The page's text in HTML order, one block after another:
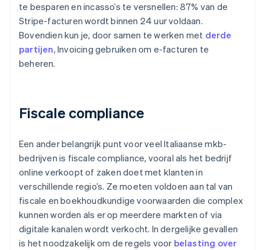
te besparen en incasso’s te versnellen: 87% van de
Stripe-facturen wordt binnen 24 uur voldaan.
Bovendien kun je, door samen te werken met derde
partijen, Invoicing gebruiken om e-facturen te
beheren.
Fiscale compliance
Een ander belangrijk punt voor veel Italiaanse mkb-
bedrijven is fiscale compliance, vooral als het bedrijf
online verkoopt of zaken doet met klanten in
verschillende regio’s. Ze moeten voldoen aan tal van
fiscale en boekhoudkundige voorwaarden die complex
kunnen worden als er op meerdere markten of via
digitale kanalen wordt verkocht. In dergelijke gevallen
is het noodzakelijk om de regels voor belasting over